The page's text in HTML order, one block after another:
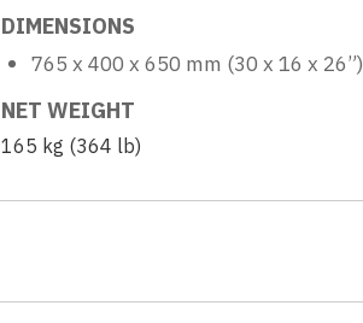
DIMENSIONS
765 x 400 x 650 mm (30 x 16 x 26”)
NET WEIGHT
165 kg (364 lb)